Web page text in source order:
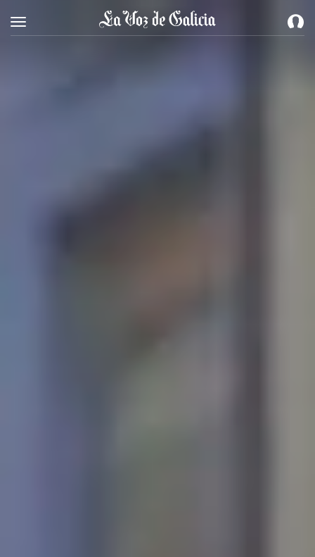
Toggle navigation